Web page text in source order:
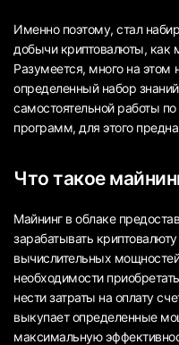
Именно поэтому, стал
добычи криптовалюты, как
Разумеется, много на этом
определенный набор
самостоятельной работы
программ, для этого
Что такое
Майнинг в облаке
зарабатывать
вычислительных
необходимости
нести затраты на оплату
выкупает определенные
максимальную